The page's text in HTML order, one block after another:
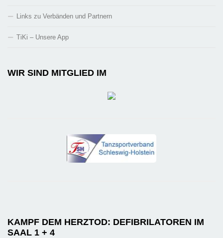
Links zu Verbänden und Partnern
TiKi – Unsere App
WIR SIND MITGLIED IM
KAMPF DEM HERZTOD: DEFIBRILATOREN IM
SAAL 1 + 4